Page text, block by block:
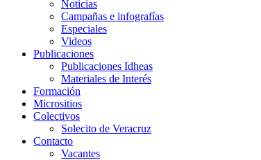
Noticias
Campañas e infografías
Especiales
Videos
Publicaciones
Publicaciones Idheas
Materiales de Interés
Formación
Micrositios
Colectivos
Solecito de Veracruz
Contacto
Vacantes